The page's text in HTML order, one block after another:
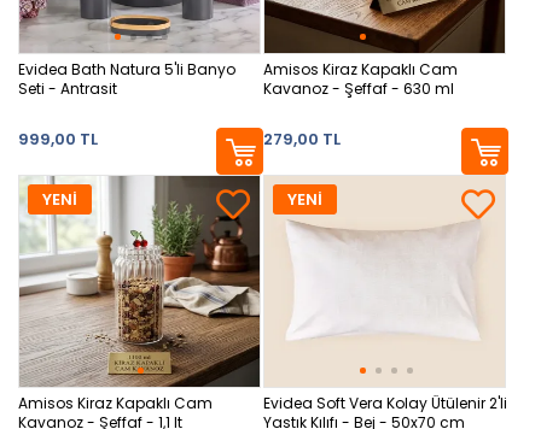
Evidea Bath Natura 5'li Banyo
Seti - Antrasit
999,00 TL
Amisos Kiraz Kapaklı Cam
Kavanoz - Şeffaf - 630 ml
279,00 TL
Amisos Kiraz Kapaklı Cam
Kavanoz - Şeffaf - 1,1 lt
YENİ
Evidea Soft Vera Kolay Ütülenir 2'li
Yastık Kılıfı - Bej - 50x70 cm
YENİ